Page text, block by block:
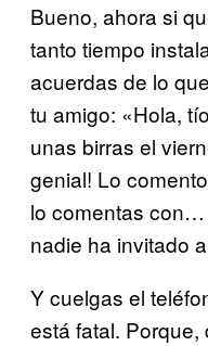
Bueno, ahora si
tanto tiempo
acuerdas de lo
tu amigo: «Hola,
unas birras el
genial! Lo
lo comentas
nadie ha invitado
Y cuelgas el
está fatal.